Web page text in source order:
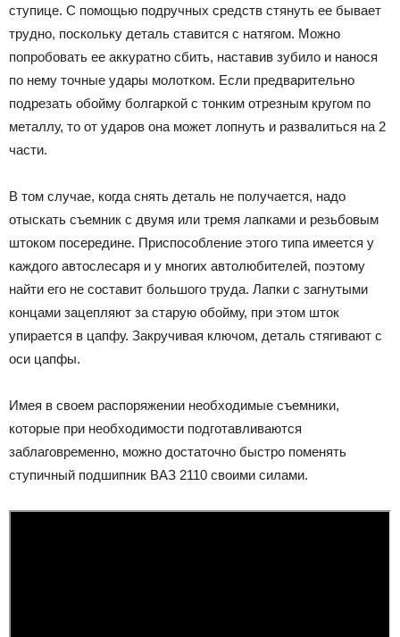
ступице. С помощью подручных средств стянуть ее бывает
трудно, поскольку деталь ставится с натягом. Можно
попробовать ее аккуратно сбить, наставив зубило и нанося
по нему точные удары молотком. Если предварительно
подрезать обойму болгаркой с тонким отрезным кругом по
металлу, то от ударов она может лопнуть и развалиться на 2
части.
В том случае, когда снять деталь не получается, надо
отыскать съемник с двумя или тремя лапками и резьбовым
штоком посередине. Приспособление этого типа имеется у
каждого автослесаря и у многих автолюбителей, поэтому
найти его не составит большого труда. Лапки с загнутыми
концами зацепляют за старую обойму, при этом шток
упирается в цапфу. Закручивая ключом, деталь стягивают с
оси цапфы.
Имея в своем распоряжении необходимые съемники,
которые при необходимости подготавливаются
заблаговременно, можно достаточно быстро поменять
ступичный подшипник ВАЗ 2110 своими силами.